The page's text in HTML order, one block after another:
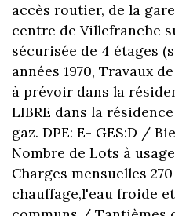
accès routier, de la
centre de Villefranche
sécurisée de 4 étages
années 1970, Travaux
à prévoir dans la
LIBRE dans la
gaz. DPE: E- GES:D /
Nombre de Lots à
Charges mensuelles
chauffage,l'eau froide